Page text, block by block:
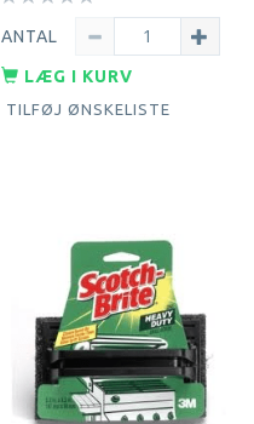
ANTAL
LÆG I KURV
TILFØJ ØNSKELISTE